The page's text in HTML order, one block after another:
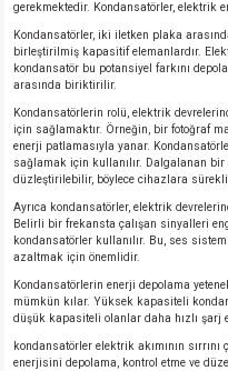
gerekmektedir. Kondansatörler, elektrik
Kondansatörler, iki iletken plaka
birleştirilmiş kapasitif elemanlardır.
kondansatör bu potansiyel farkını
arasında biriktirilir.
Kondansatörlerin rolü, elektrik
için sağlamaktır. Örneğin, bir fotoğraf
enerji patlamasıyla yanar.
sağlamak için kullanılır. Dalgalanan bir
düzleştirilebilir, böylece cihazlara
Ayrıca kondansatörler, elektrik
Belirli bir frekansta çalışan sinyalleri
kondansatörler kullanılır. Bu, ses
azaltmak için önemlidir.
Kondansatörlerin enerji depolama
mümkün kılar. Yüksek kapasiteli
düşük kapasiteli olanlar daha hızlı şarj
kondansatörler elektrik akımının
enerjisini depolama, kontrol etme ve